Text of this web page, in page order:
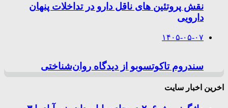
نقش پروتئین های ناقل دارو در تداخلات پنهان
دارویی
۱۴۰۵-۰۵-۰۷
سندروم تاکوتسوبو از دیدگاه روان‌شناختی
اخرین اخبار سایت